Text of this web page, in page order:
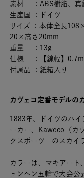
素材 ：ABS樹脂、真
生産国 ：ドイツ
サイズ ：本体全長
20×高さ20mm
重量 ：13g
仕様 ：【線幅】
付属品 ：紙箱入り
カヴェコ定番モデルの
1883年、ドイツのハイ
ーカー、Kaweco（カ
クスポーツ」のスカイ
カラーは、マキアート
ュンヘン五輪で大会公